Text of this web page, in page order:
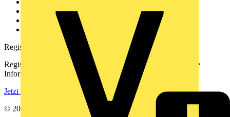
Downloadbereich (PDFs)
Häufig gestellte Fragen
voltimum.com
Registrierung
Registrieren Sie sich kostenlos und erhalten Sie stets aktuelle
Informationen aus der Elektroindustrie.
Jetzt registrieren
© 2002-